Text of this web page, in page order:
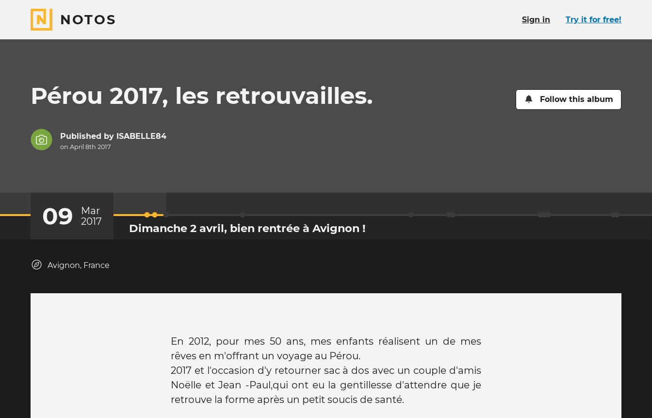
NOTOS Sign in Try it for free!
Pérou 2017, les retrouvailles. Follow this album
Published by ISABELLE84
on April 8th 2017
09
Mar
2017
Dimanche 2 avril, bien rentrée à Avignon !
Avignon, France
En 2012, pour mes 50 ans, mes enfants réalisent un de mes
rêves en m'offrant un voyage au Pérou.
2017 et l'occasion d'y retourner sac à dos avec un couple d'amis
Noëlle et Jean -Paul,qui ont eu la gentillesse d'attendre que je
retrouve la forme après un petit soucis de santé.